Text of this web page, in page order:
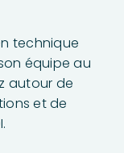
technique
équipe au
autour de
et de